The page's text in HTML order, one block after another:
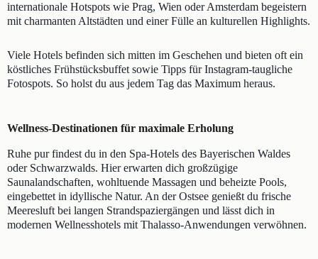
internationale Hotspots wie Prag, Wien oder Amsterdam begeistern
mit charmanten Altstädten und einer Fülle an kulturellen Highlights.
Viele Hotels befinden sich mitten im Geschehen und bieten oft ein
köstliches Frühstücksbuffet sowie Tipps für Instagram-taugliche
Fotospots. So holst du aus jedem Tag das Maximum heraus.
Wellness-Destinationen für maximale Erholung
Ruhe pur findest du in den Spa-Hotels des Bayerischen Waldes
oder Schwarzwalds. Hier erwarten dich großzügige
Saunalandschaften, wohltuende Massagen und beheizte Pools,
eingebettet in idyllische Natur. An der Ostsee genießt du frische
Meeresluft bei langen Strandspaziergängen und lässt dich in
modernen Wellnesshotels mit Thalasso-Anwendungen verwöhnen.